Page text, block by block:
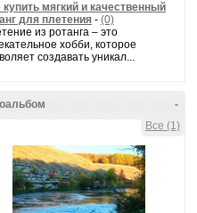
купить мягкий и качественный
для плетения - (0)
из ротанга – это
хобби, которое
создавать уникал...
-
Все (1)